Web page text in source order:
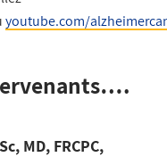
youtube.com/
MD, FRCPC,